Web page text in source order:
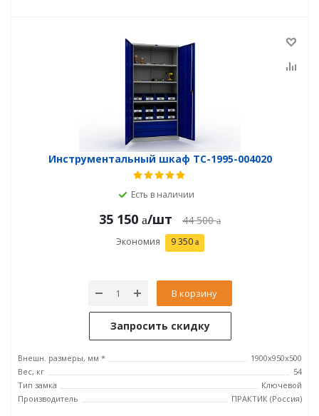
Инструментальный шкаф TC-1995-004020
Есть в наличии
35 150 /шт 44 500
Экономия 9 350
В корзину
Запросить скидку
Внешн. размеры, мм *
1900x950x500
Вес, кг
54
Тип замка
Ключевой
Производитель
ПРАКТИК (Россия)